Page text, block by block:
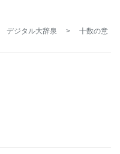
デジタル大辞泉 > 十数の意